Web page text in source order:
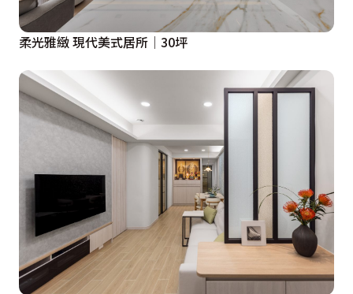
柔光雅緻 現代美式居所│30坪